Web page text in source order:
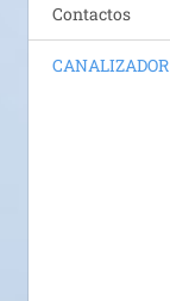
Contactos
CANALIZADOR